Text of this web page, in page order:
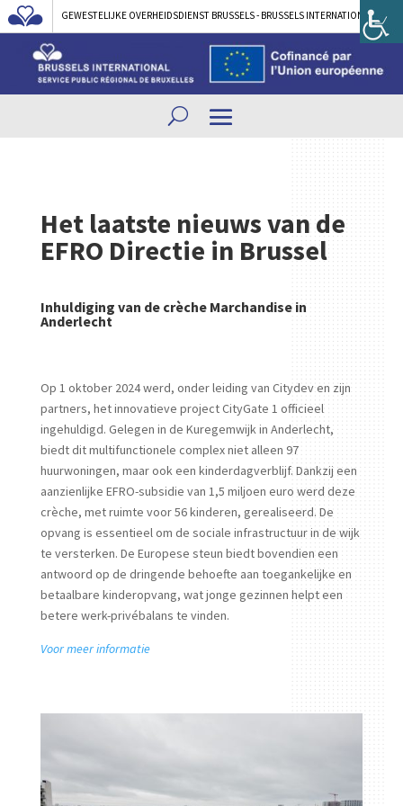
GEWESTELIJKE OVERHEIDSDIENST BRUSSELS - BRUSSELS INTERNATIONAL
Het laatste nieuws van de
EFRO Directie in Brussel
Inhuldiging van de crèche Marchandise in
Anderlecht
Op 1 oktober 2024 werd, onder leiding van Citydev en zijn
partners, het innovatieve project CityGate 1 officieel
ingehuldigd. Gelegen in de Kuregemwijk in Anderlecht,
biedt dit multifunctionele complex niet alleen 97
huurwoningen, maar ook een kinderdagverblijf. Dankzij een
aanzienlijke EFRO-subsidie van 1,5 miljoen euro werd deze
crèche, met ruimte voor 56 kinderen, gerealiseerd. De
opvang is essentieel om de sociale infrastructuur in de wijk
te versterken. De Europese steun biedt bovendien een
antwoord op de dringende behoefte aan toegankelijke en
betaalbare kinderopvang, wat jonge gezinnen helpt een
betere werk-privébalans te vinden.
Voor meer informatie